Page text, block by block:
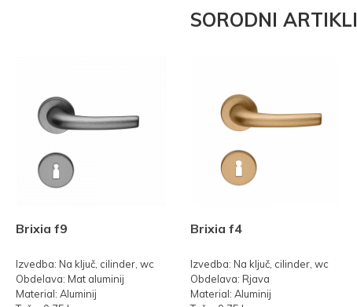
SORODNI ARTIKLI
Brixia f9
Izvedba: Na ključ, cilinder, wc
Obdelava: Mat aluminij
Material: Aluminij
Brixia f4
Izvedba: Na ključ, cilinder, wc
Obdelava: Rjava
Material: Aluminij